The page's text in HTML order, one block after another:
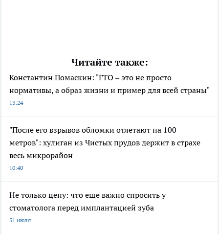
Читайте также:
Константин Помаскин: "ГТО – это не просто
нормативы, а образ жизни и пример для всей страны"
13:24
"После его взрывов обломки отлетают на 100
метров": хулиган из Чистых прудов держит в страхе
весь микрорайон
10:40
Не только цену: что еще важно спросить у
стоматолога перед имплантацией зуба
31 июля